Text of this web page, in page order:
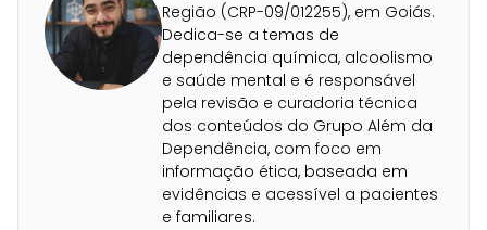
Região (CRP-09/012255), em Goiás.
Dedica-se a temas de
dependência química, alcoolismo
e saúde mental e é responsável
pela revisão e curadoria técnica
dos conteúdos do Grupo Além da
Dependência, com foco em
informação ética, baseada em
evidências e acessível a pacientes
e familiares.